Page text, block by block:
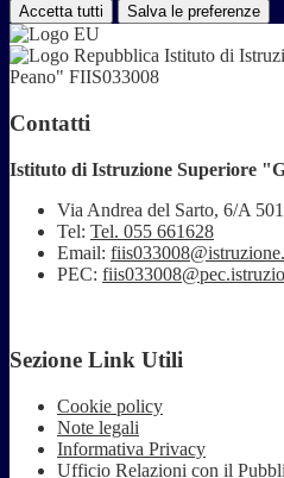
Accetta tutti Salva le preferenze
Istituto di
Peano" FIIS033008
Contatti
Istituto di Istruzione Superiore
Via Andrea del Sarto, 6/A
Tel: Tel. 055 661628
Email:
PEC:
Sezione Link Utili
Cookie policy
Note legali
Informativa Privacy
Ufficio Relazioni con il